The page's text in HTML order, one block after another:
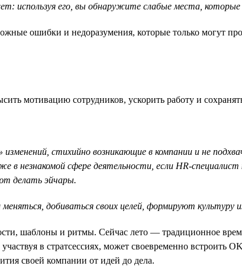
используя его, вы обнаружите слабые места,
ошибки и недоразумения, которые только могут
мотивацию сотрудников, ускорить работу и
стихийно возникающие в компании и не
незнакомой сфере деятельности, если HR-
делать эйчары.
добиваться своих целей, формируют культуру
шаблоны и ритмы. Сейчас лето — традиционное
в стратсессиях, может своевременно встроить
своей компании от идей до дела.